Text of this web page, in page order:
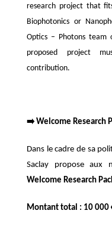
research project that
Biophotonics or
Optics – Photons team
proposed project
contribution.
➡️ Welcome Research
Dans le cadre de sa
Saclay propose aux
Welcome Research
Montant total : 10 000